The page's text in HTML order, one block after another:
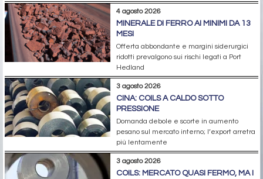
4 agosto 2026
MINERALE DI FERRO AI MINIMI DA 13
MESI
Offerta abbondante e margini siderurgici
ridotti prevalgono sui rischi legati a Port
Hedland
3 agosto 2026
CINA: COILS A CALDO SOTTO
PRESSIONE
Domanda debole e scorte in aumento
pesano sul mercato interno; l’export arretra
più lentamente
3 agosto 2026
COILS: MERCATO QUASI FERMO, MA I